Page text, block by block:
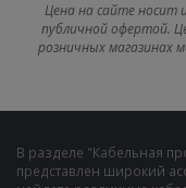
Цена на сайте носит
публичной офертой.
розничных магазинах
В разделе "Кабельная
представлен широкий